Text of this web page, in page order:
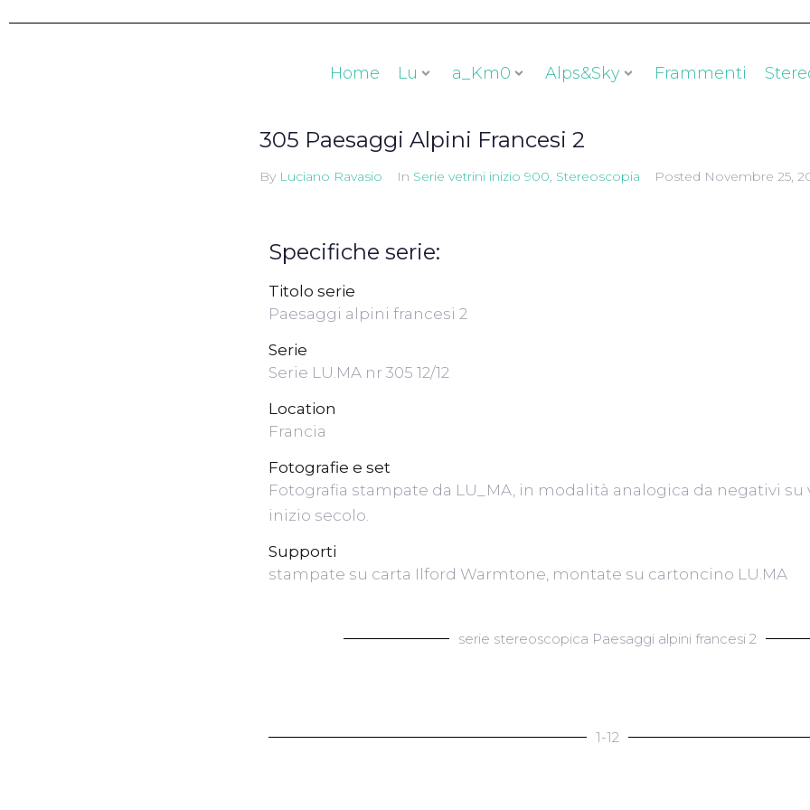
Home Lu a_Km0 Alps&Sky Frammenti
305 Paesaggi Alpini Francesi 2
By Luciano Ravasio In Serie vetrini inizio 900, Stereoscopia Posted Novembre 25,
Specifiche serie:
Titolo serie
Paesaggi alpini francesi 2
Serie
Serie LU.MA nr 305 12/12
Location
Francia
Fotografie e set
Fotografia stampate da LU_MA, in modalità analogica da negativi su
inizio secolo.
Supporti
stampate su carta Ilford Warmtone, montate su cartoncino LU.MA
serie stereoscopica Paesaggi alpini francesi 2
1-12